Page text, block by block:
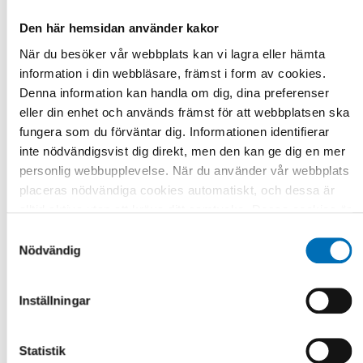
Den här hemsidan använder kakor
När du besöker vår webbplats kan vi lagra eller hämta
information i din webbläsare, främst i form av cookies.
Denna information kan handla om dig, dina preferenser
eller din enhet och används främst för att webbplatsen ska
fungera som du förväntar dig. Informationen identifierar
inte nödvändigsvist dig direkt, men den kan ge dig en mer
personlig webbupplevelse. När du använder vår webbplats
placeras nödvändiga cookies automatiskt, och dessa är
dess funktioner. Vi respekterar din integritet, och du kan
marknadsföring och oklassificerade) du vill acceptera.
Klicka på de olika kategorirubrikerna för att ta reda på mer
blockering av cookies kan påverka din upplevelse av
Nödvändig
Inställningar
Statistik
ett eller annat sätt.
Norska och danska myndigheter har alltså inte sett
bolagisering av offentlig vård som vare sig en klok,
nödvändig eller tillräcklig åtgärd för god, kostnadseffektiv
vård. Konkurrens accepteras, men under kontrollerade
former. Liknande lösningar borde absolut övervägas också i
Finland.”